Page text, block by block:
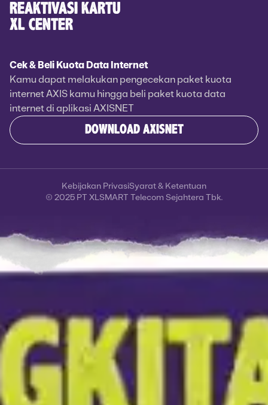
REAKTIVASI KARTU
XL CENTER
Cek & Beli Kuota Data Internet
Kamu dapat melakukan pengecekan paket kuota
internet AXIS kamu hingga beli paket kuota data
internet di aplikasi AXISNET
DOWNLOAD AXISNET
© 2025 PT XLSMART Telecom Sejahtera Tbk.
Kebijakan PrivasiSyarat & Ketentuan